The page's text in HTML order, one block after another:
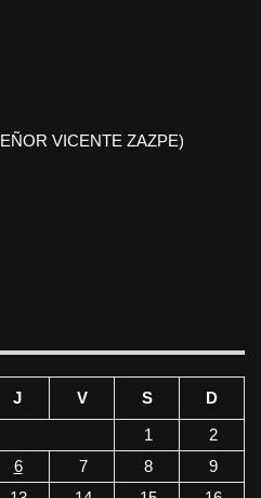
VICENTE ZAZPE)
J V S
D
1
2
6 7 8
9